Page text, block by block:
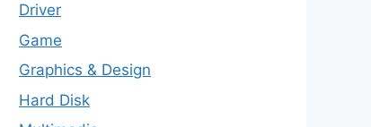
Driver
Game
Graphics & Design
Hard Disk